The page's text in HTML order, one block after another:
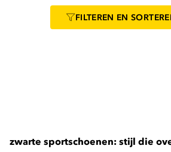
FILTEREN EN
zwarte sportschoenen: stijl die